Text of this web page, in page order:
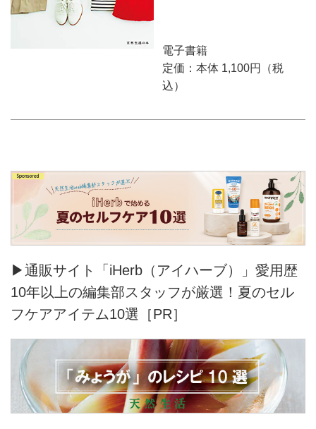
電子書籍
定価：本体 1,100円（税
込）
▶通販サイト「iHerb（アイハーブ）」愛用歴
10年以上の編集部スタッフが厳選！夏のセル
フケアアイテム10選［PR］